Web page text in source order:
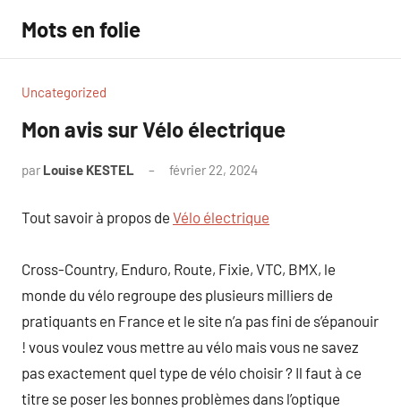
contenu
Mots en folie
Uncategorized
Mon avis sur Vélo électrique
par Louise KESTEL février 22, 2024
Tout savoir à propos de Vélo électrique
Cross-Country, Enduro, Route, Fixie, VTC, BMX, le
monde du vélo regroupe des plusieurs milliers de
pratiquants en France et le site n’a pas fini de s’épanouir
! vous voulez vous mettre au vélo mais vous ne savez
pas exactement quel type de vélo choisir ? Il faut à ce
titre se poser les bonnes problèmes dans l’optique